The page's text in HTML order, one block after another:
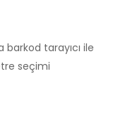
tarayıcı ile
seçimi